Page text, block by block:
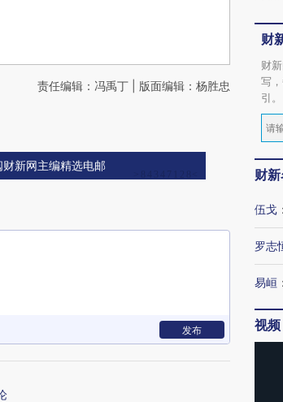
责任编辑：冯禹丁 | 版面编辑：杨胜忠
财新网主编精选电邮
发布
财
财
写
引。
财
伍戈
罗志
易峘
视频